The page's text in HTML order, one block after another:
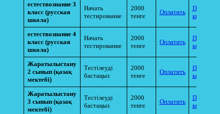
естествознание 3
класс (русская
школа)
Начать
тестирование
2000
тенге
Оплатить
естествознание 4
класс (русская
школа)
Начать
тестирование
2000
тенге
Оплатить
Жаратылыстану
2 сынып (қазақ
мектебі)
Тестілеуді
бастаңыз
2000
тенге
Оплатить
Жаратылыстану
3 сынып (қазақ
мектебі)
Тестілеуді
бастаңыз
2000
тенге
Оплатить